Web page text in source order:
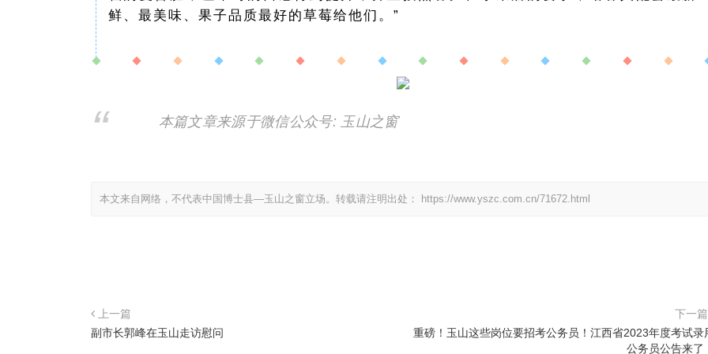
鲜、最美味、果子品质最好的草莓给他们。”
本篇文章来源于微信公众号: 玉山之窗
本文来自网络，不代表中国博士县—玉山之窗立场。转载请注明出处： https://www.yszc.com.cn/71672.html
上一篇
副市长郭峰在玉山走访慰问
下一篇
重磅！玉山这些岗位要招考公务员！江西省2023年度考试录
公务员公告来了